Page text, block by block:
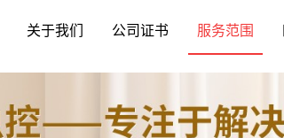
关于我们 公司证书 服务范围